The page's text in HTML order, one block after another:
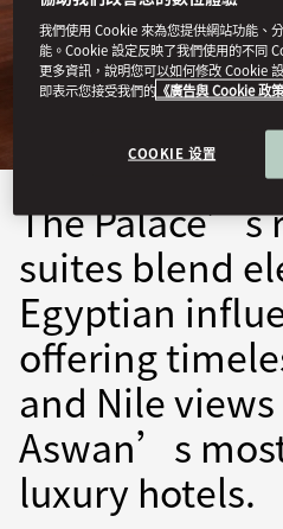
OLD CATARACT, ASWAN
STAY
The Palace’s
suites blend
Egyptian
offering
and Nile
Aswan’s
luxury hotels.
我們使用 Cookie 來為您提供網站功能、
能。Cookie 設定反映了我們使用的不同
更多資訊，說明您可以如何修改 Cookie
即表示您接受我們的 《廣告與 Cookie 政策
COOKIE 设置